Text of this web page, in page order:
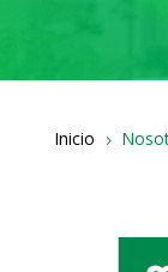
Inicio 5